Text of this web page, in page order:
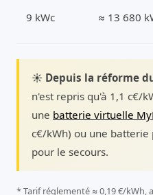
9 kWc ≈ 13 680
☀️ Depuis la réforme
n'est repris qu'à 1,1 c€/
une batterie virtuelle
c€/kWh) ou une batterie
pour le secours.
* Tarif réglementé ≈ 0,19 €/kWh,